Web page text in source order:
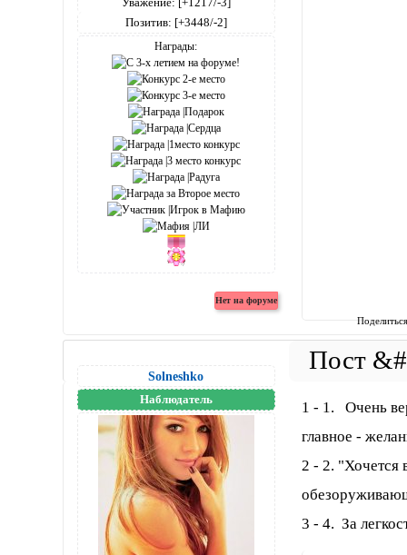
Позитив: [+3448/-2]
Награды:
Solneshko
Наблюдатель
1 - 1. Очень
главное -
2 - 2. "Хочется
3 - 4. За